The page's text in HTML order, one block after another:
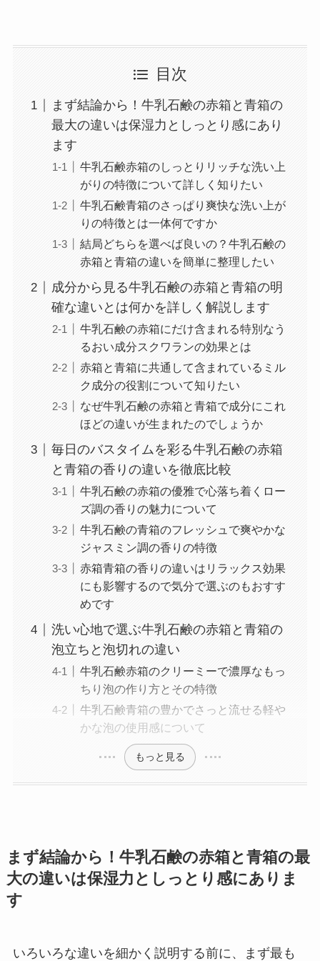
目次
まず結論から！牛乳石鹸の赤箱と青箱の
最大の違いは保湿力としっとり感にあり
ます
牛乳石鹸赤箱のしっとりリッチな洗い上
がりの特徴について詳しく知りたい
牛乳石鹸青箱のさっぱり爽快な洗い上が
りの特徴とは一体何ですか
結局どちらを選べば良いの？牛乳石鹸の
赤箱と青箱の違いを簡単に整理したい
成分から見る牛乳石鹸の赤箱と青箱の明
確な違いとは何かを詳しく解説します
牛乳石鹸の赤箱にだけ含まれる特別なう
るおい成分スクワランの効果とは
赤箱と青箱に共通して含まれているミル
ク成分の役割について知りたい
なぜ牛乳石鹸の赤箱と青箱で成分にこれ
ほどの違いが生まれたのでしょうか
毎日のバスタイムを彩る牛乳石鹸の赤箱
と青箱の香りの違いを徹底比較
牛乳石鹸の赤箱の優雅で心落ち着くロー
ズ調の香りの魅力について
牛乳石鹸の青箱のフレッシュで爽やかな
ジャスミン調の香りの特徴
赤箱青箱の香りの違いはリラックス効果
にも影響するので気分で選ぶのもおすす
めです
洗い心地で選ぶ牛乳石鹸の赤箱と青箱の
泡立ちと泡切れの違い
牛乳石鹸赤箱のクリーミーで濃厚なもっ
ちり泡の作り方とその特徴
牛乳石鹸青箱の豊かでさっと流せる軽や
かな泡の使用感について
もっと見る
まず結論から！牛乳石鹸の赤箱と青箱の最
大の違いは保湿力としっとり感にありま
す
いろいろな違いを細かく説明する前に、まず最も